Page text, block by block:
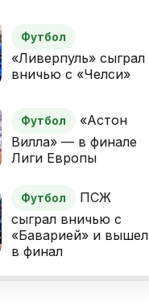
Футбол
«Ливерпуль» сыграл
вничью с «Челси»
Футбол
«Астон
Вилла» — в финале
Лиги Европы
Футбол
ПСЖ
сыграл вничью с
«Баварией» и вышел
в финал